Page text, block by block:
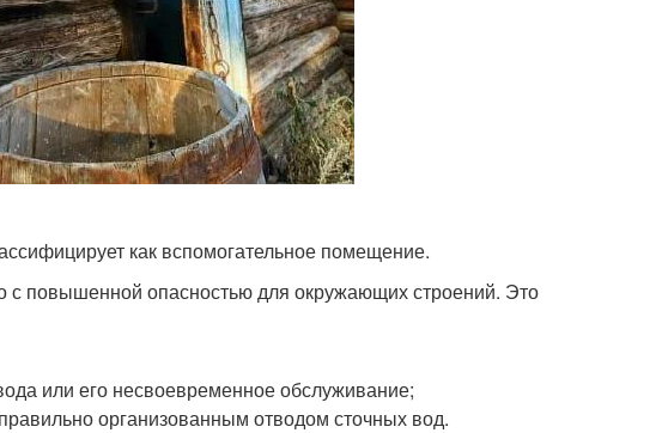
как вспомогательное помещение.
с повышенной опасностью для окружающих строений. Это
или его несвоевременное обслуживание;
организованным отводом сточных вод.